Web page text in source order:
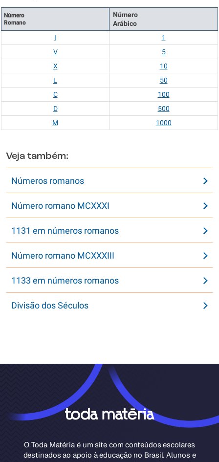
Número
Romano
Número
Arábico
I
1
V
5
X
10
L
50
C
100
D
500
M
1000
Veja também:
Números romanos
Número romano MCXXXI
1131 em números romanos
Número romano MCXXXIII
1133 em números romanos
Divisão dos Séculos
O Toda Matéria é um site com conteúdos escolares
destinados ao apoio à educação no Brasil. Alunos e